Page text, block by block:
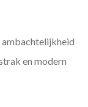
ambachtelijkheid
en modern